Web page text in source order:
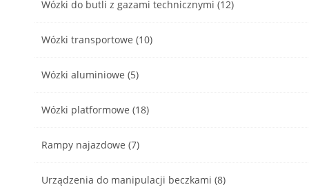
Wózki do butli z gazami technicznymi (12)
Wózki transportowe (10)
Wózki aluminiowe (5)
Wózki platformowe (18)
Rampy najazdowe (7)
Urządzenia do manipulacji beczkami (8)